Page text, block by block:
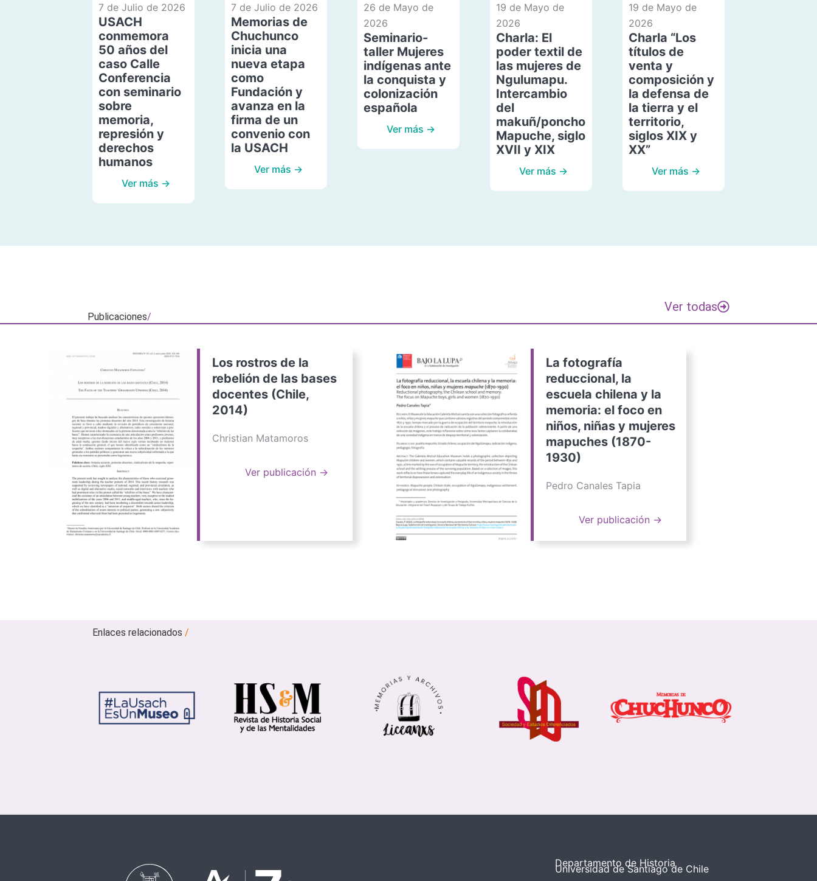
7 de Julio de 2026
USACH
conmemora
50 años del
caso Calle
Conferencia
con seminario
sobre
memoria,
represión y
derechos
humanos
Ver más →
7 de Julio de 2026
Memorias de
Chuchunco
inicia una
nueva etapa
como
Fundación y
avanza en la
firma de un
convenio con
la USACH
Ver más →
26 de Mayo de
2026
Seminario-
taller Mujeres
indígenas ante
la conquista y
colonización
española
Ver más →
19 de Mayo de
2026
Charla: El
poder textil de
las mujeres de
Ngulumapu.
Intercambio
del
makuñ/poncho
Mapuche, siglo
XVII y XIX
Ver más →
19 de Mayo de
2026
Charla “Los
títulos de
venta y
composición y
la defensa de
la tierra y el
territorio,
siglos XIX y
XX”
Ver más →
Publicaciones/
Ver todas
Los rostros de la
rebelión de las bases
docentes (Chile,
2014)
Christian Matamoros
Ver publicación →
La fotografía
reduccional, la
escuela chilena y la
memoria: el foco en
niños, niñas y mujeres
mapuches (1870-
1930)
Pedro Canales Tapia
Ver publicación →
Enlaces relacionados/
Departamento de Historia
Universidad de Santiago de Chile